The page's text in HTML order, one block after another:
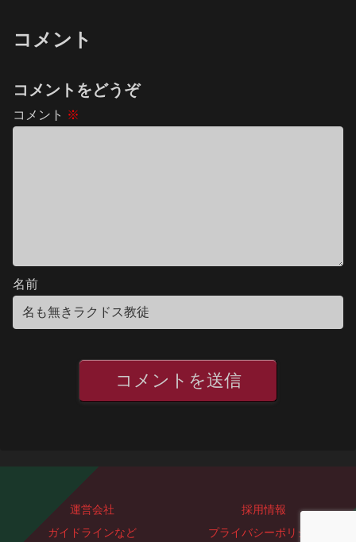
コメント
コメントをどうぞ
コメント ※
名前
運営会社
採用情報
ガイドラインなど
プライバシーポリシー